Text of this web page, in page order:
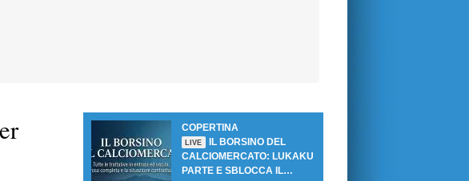
COPERTINA
LIVE
IL BORSINO DEL
CALCIOMERCATO: LUKAKU
PARTE E SBLOCCA IL